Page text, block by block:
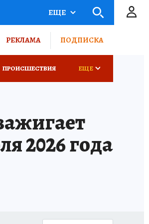
ЕЩЕ
РЕКЛАМА ПОДПИСКА
ПРОИСШЕСТВИЯ ЕЩЕ
2026 года